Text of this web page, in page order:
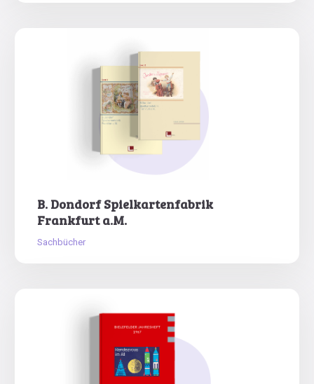
B. Dondorf Spielkartenfabrik
Frankfurt a.M.
Sachbücher